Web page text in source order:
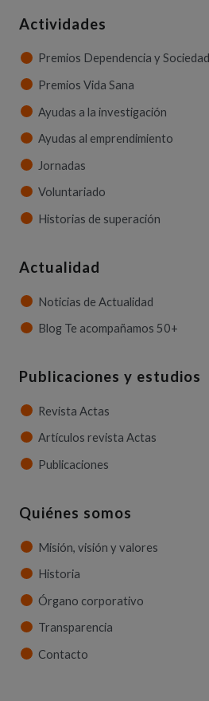
Actividades
Premios Dependencia y Sociedad
Premios Vida Sana
Ayudas a la investigación
Ayudas al emprendimiento
Jornadas
Voluntariado
Historias de superación
Actualidad
Noticias de Actualidad
Blog Te acompañamos 50+
Publicaciones y estudios
Revista Actas
Artículos revista Actas
Publicaciones
Quiénes somos
Misión, visión y valores
Historia
Órgano corporativo
Transparencia
Contacto